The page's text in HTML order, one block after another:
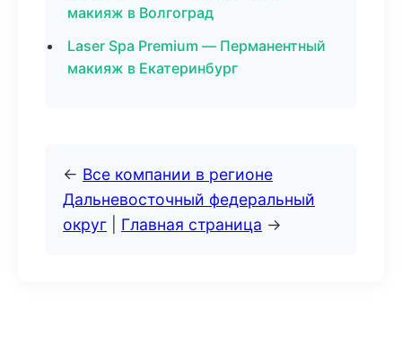
макияж в Волгоград
Laser Spa Premium — Перманентный
макияж в Екатеринбург
← Все компании в регионе
Дальневосточный федеральный
округ
Главная страница →